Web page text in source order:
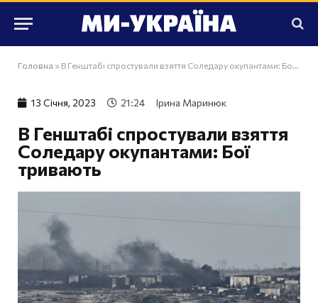
Головна » В Генштабі спростували взяття Соледару окупантами: Бої тривають
13 Сiчня, 2023 21:24 Ірина Маринюк
В Генштабі спростували взяття
Соледару окупантами: Бої
тривають